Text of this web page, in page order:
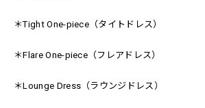
＊Tight One-piece（タイトドレス）
＊Flare One-piece（フレアドレス）
＊Lounge Dress（ラウンジドレス）